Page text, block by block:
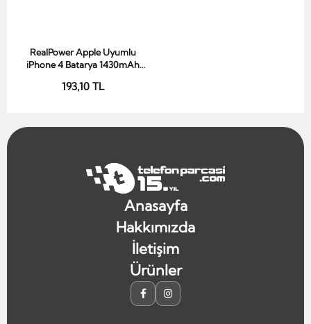
Sepete Ekle
RealPower Apple Uyumlu
iPhone 4 Batarya 1430mAh
Güçlendirilmiş Pil
193,10 TL
Anasayfa
Hakkımızda
İletişim
Ürünler